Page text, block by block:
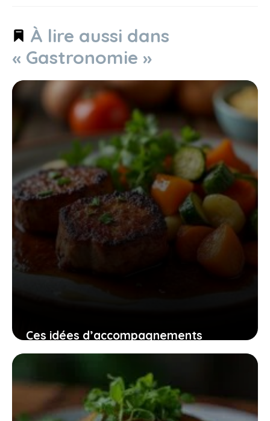
À lire aussi dans
« Gastronomie »
Ces idées d’accompagnements
simples pour joues de porc à la bière
qui changent tout